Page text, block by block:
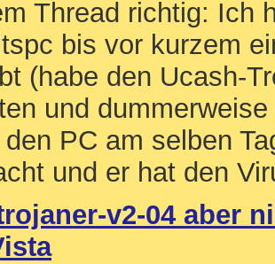
Thread richtig: Ich
bis vor kurzem
(habe den Ucash-
und
den PC am selben
und er hat den
v2-04 aber